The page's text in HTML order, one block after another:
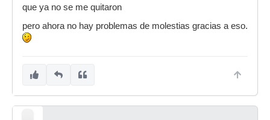
que ya no se me quitaron
pero ahora no hay problemas de molestias gracias a eso.